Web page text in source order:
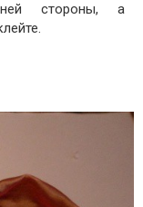
стороны, а